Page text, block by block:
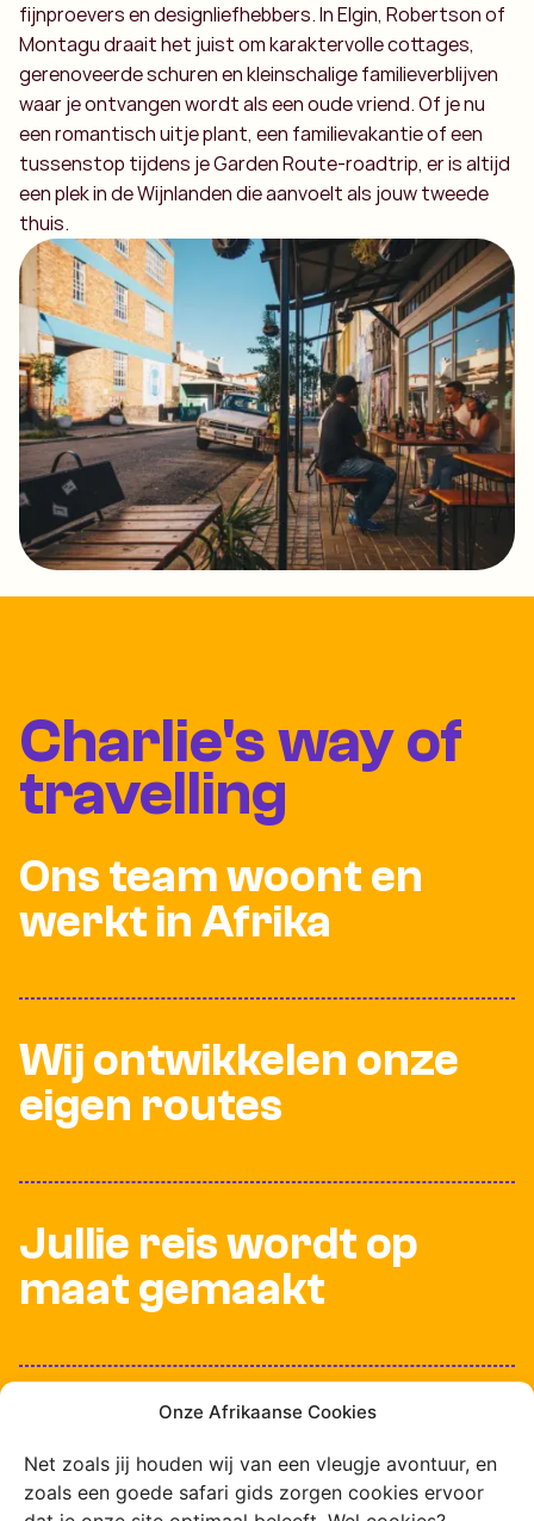
Onze Afrikaanse Cookies
Net zoals jij houden wij van een vleugje avontuur, en
zoals een goede safari gids zorgen cookies ervoor
fijnproevers en designliefhebbers. In Elgin, Robertson of
Montagu draait het juist om karaktervolle cottages,
gerenoveerde schuren en kleinschalige familieverblijven
waar je ontvangen wordt als een oude vriend. Of je nu
een romantisch uitje plant, een familievakantie of een
tussenstop tijdens je Garden Route-roadtrip, er is altijd
een plek in de Wijnlanden die aanvoelt als jouw tweede
thuis.
Charlie's way of
travelling
Ons team woont en
werkt in Afrika
Wij ontwikkelen onze
eigen routes
Jullie reis wordt op
maat gemaakt
100% verzekerd en
veilig op reis